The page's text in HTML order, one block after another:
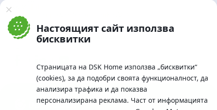
Настоящият сайт използва
бисквитки
Страницата на DSK Home използва „бисквитки“
(cookies), за да подобри своята функционалност, да
анализира трафика и да показва
персонализирана реклама. Част от информацията
DSK Mobile
Оферти за продажба от Банка ДСК
Клонова мрежа и банкомати
До началото на страницата